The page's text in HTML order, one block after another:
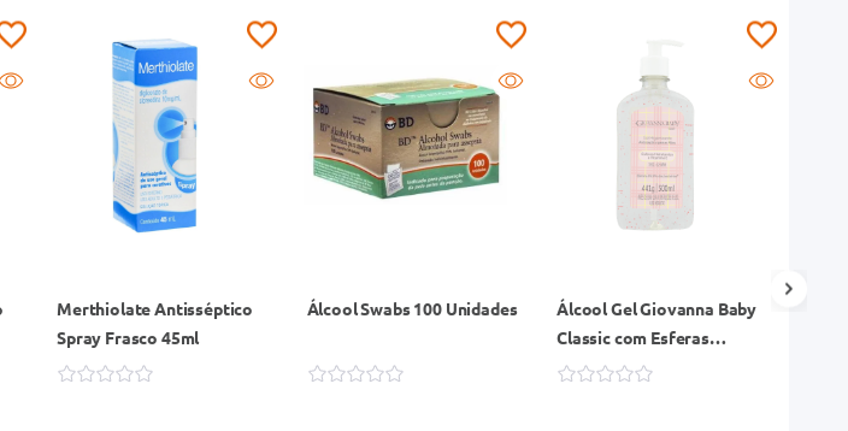
Merthiolate Antisséptico
Spray Frasco 45ml
Álcool Swabs 100 Unidades
Álcool Gel Giovanna Baby
Classic com Esferas
Hidratantes Frasco 500ml